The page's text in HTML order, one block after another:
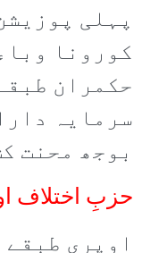
پہلی
کورونا
حکمران
سرمایہ
بوجھ محنت
حزبِ اختلاف
اوپری